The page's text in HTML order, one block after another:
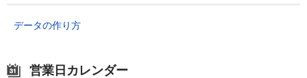
データの作り方
営業日カレンダー